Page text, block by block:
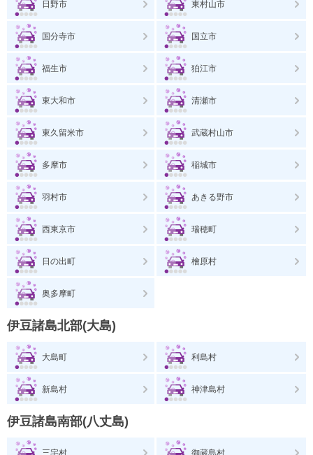
日野市 東村山市
国分寺市 国立市
福生市 狛江市
東大和市 清瀬市
東久留米市 武蔵村山市
多摩市 稲城市
羽村市 あきる野市
西東京市 瑞穂町
日の出町 檜原村
奥多摩町
伊豆諸島北部(大島)
大島町 利島村
新島村 神津島村
伊豆諸島南部(八丈島)
三宅村 御蔵島村